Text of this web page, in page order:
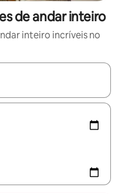
de andar inteiro
inteiro incríveis no
disponíveis, explore-os